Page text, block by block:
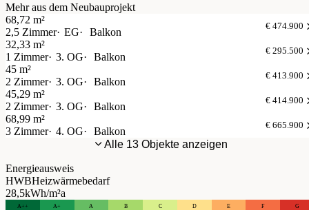
Mehr aus dem Neubauprojekt
68,72 m²
2,5 Zimmer
EG Balkon
€ 474.900
32,33 m²
1 Zimmer
3. OG Balkon
€ 295.500
45 m²
2 Zimmer
3. OG Balkon
€ 413.900
45,29 m²
2 Zimmer
3. OG Balkon
€ 414.900
68,99 m²
3 Zimmer
4. OG Balkon
€ 665.900
Alle 13 Objekte anzeigen
Energieausweis
HWBHeizwärmebedarf
28,5kWh/m²a
A++ A+ A B C D E F G